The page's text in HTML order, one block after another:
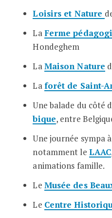
Loisirs et Nature
LaFerme
Hondeghem
LaMaison Nature
Laforêt de Saint-
Une balade du côté
bique, entre
Une journée sympa
notamment le LAAC
animations famille.
Le Musée des
Le Centre